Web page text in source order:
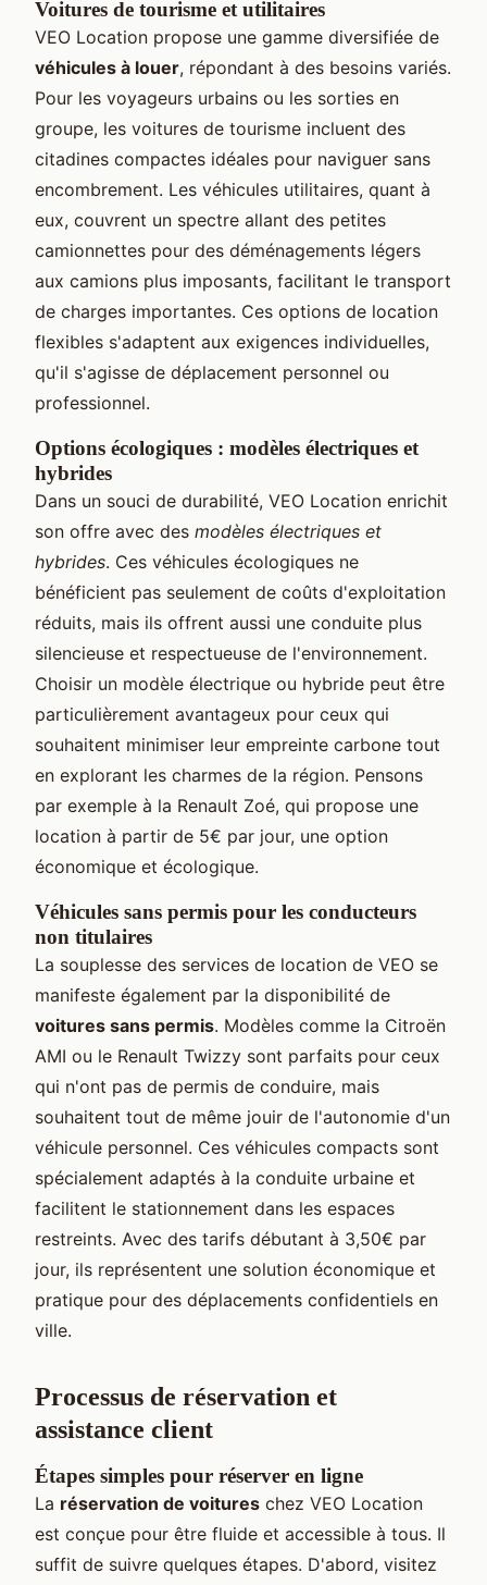
Voitures de tourisme et utilitaires
VEO Location propose une gamme diversifiée de
véhicules à louer, répondant à des besoins variés.
Pour les voyageurs urbains ou les sorties en
groupe, les voitures de tourisme incluent des
citadines compactes idéales pour naviguer sans
encombrement. Les véhicules utilitaires, quant à
eux, couvrent un spectre allant des petites
camionnettes pour des déménagements légers
aux camions plus imposants, facilitant le transport
de charges importantes. Ces options de location
flexibles s'adaptent aux exigences individuelles,
qu'il s'agisse de déplacement personnel ou
professionnel.
Options écologiques : modèles électriques et
hybrides
Dans un souci de durabilité, VEO Location enrichit
son offre avec des modèles électriques et
hybrides. Ces véhicules écologiques ne
bénéficient pas seulement de coûts d'exploitation
réduits, mais ils offrent aussi une conduite plus
silencieuse et respectueuse de l'environnement.
Choisir un modèle électrique ou hybride peut être
particulièrement avantageux pour ceux qui
souhaitent minimiser leur empreinte carbone tout
en explorant les charmes de la région. Pensons
par exemple à la Renault Zoé, qui propose une
location à partir de 5€ par jour, une option
économique et écologique.
Véhicules sans permis pour les conducteurs
non titulaires
La souplesse des services de location de VEO se
manifeste également par la disponibilité de
voitures sans permis. Modèles comme la Citroën
AMI ou le Renault Twizzy sont parfaits pour ceux
qui n'ont pas de permis de conduire, mais
souhaitent tout de même jouir de l'autonomie d'un
véhicule personnel. Ces véhicules compacts sont
spécialement adaptés à la conduite urbaine et
facilitent le stationnement dans les espaces
restreints. Avec des tarifs débutant à 3,50€ par
jour, ils représentent une solution économique et
pratique pour des déplacements confidentiels en
ville.
Processus de réservation et
assistance client
Étapes simples pour réserver en ligne
La réservation de voitures chez VEO Location
est conçue pour être fluide et accessible à tous. Il
suffit de suivre quelques étapes. D'abord, visitez